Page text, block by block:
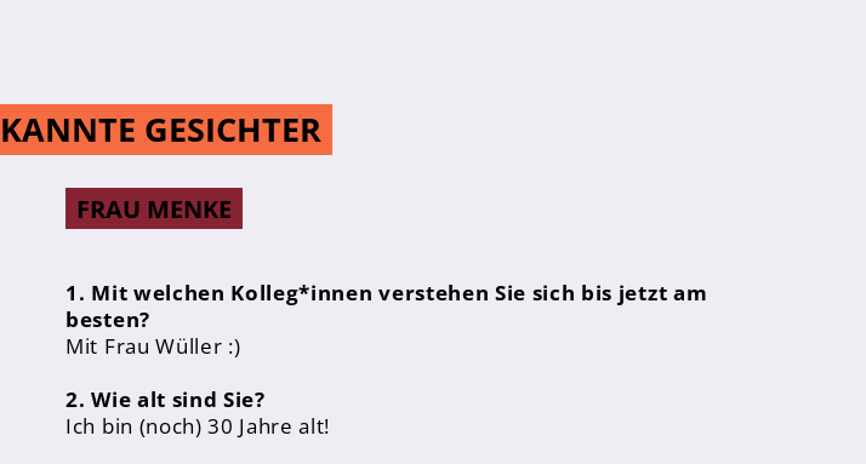
GESICHTER
FRAU MENKE
1. Mit welchen Kolleg*innen verstehen Sie sich bis jetzt am
besten?
Mit Frau Wüller :)
2. Wie alt sind Sie?
Ich bin (noch) 30 Jahre alt!